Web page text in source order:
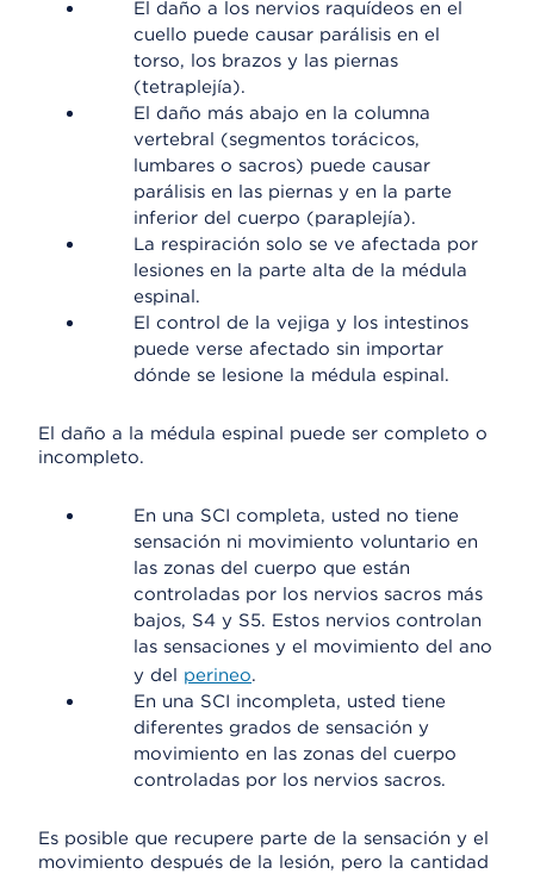
El daño a los nervios raquídeos en el
cuello puede causar parálisis en el
torso, los brazos y las piernas
(tetraplejía).
El daño más abajo en la columna
vertebral (segmentos torácicos,
lumbares o sacros) puede causar
parálisis en las piernas y en la parte
inferior del cuerpo (paraplejía).
La respiración solo se ve afectada por
lesiones en la parte alta de la médula
espinal.
El control de la vejiga y los intestinos
puede verse afectado sin importar
dónde se lesione la médula espinal.
El daño a la médula espinal puede ser completo o
incompleto.
En una SCI completa, usted no tiene
sensación ni movimiento voluntario en
las zonas del cuerpo que están
controladas por los nervios sacros más
bajos, S4 y S5. Estos nervios controlan
las sensaciones y el movimiento del ano
y del perineo.
En una SCI incompleta, usted tiene
diferentes grados de sensación y
movimiento en las zonas del cuerpo
controladas por los nervios sacros.
Es posible que recupere parte de la sensación y el
movimiento después de la lesión, pero la cantidad